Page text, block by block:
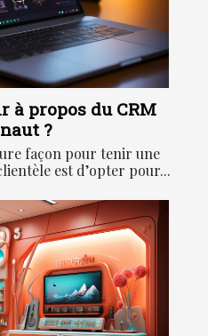
à propos du CRM
?
façon pour tenir une
est d’opter pour...